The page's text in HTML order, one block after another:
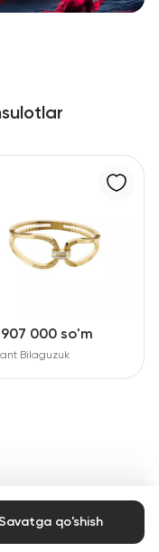
qo'shish
000 so'm
Bilaguzuk